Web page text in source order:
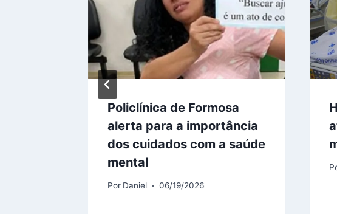
Policlínica de Formosa
alerta para a importância
dos cuidados com a saúde
mental
Por Daniel 06/19/2026